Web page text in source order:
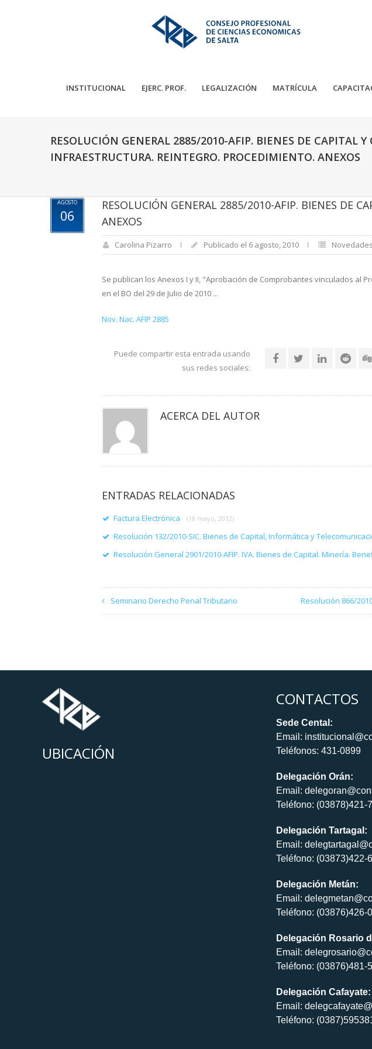
INSTITUCIONAL EJERC. PROF. LEGALIZACIÓN MATRÍCULA
RESOLUCIÓN GENERAL 2885/2010-AFIP. BIENES DE CAPITAL Y
INFRAESTRUCTURA. REINTEGRO. PROCEDIMIENTO. ANEXOS
AGOSTO
06
RESOLUCIÓN GENERAL 2885/2010-AFIP. BIENES DE
ANEXOS
Carolina Pizarro Publicado el 6 agosto, 2010
Se publican los Anexos I y II, "Aprobación de Comprobantes vinculados al
en el BO del 29 de Julio de 2010 ...
Nov. Nac. AFIP 2885
Puede compartir esta entrada usando
sus redes sociales:
ACERCA DEL AUTOR
ENTRADAS RELACIONADAS
Factura Electrónica (18 mayo, 2012)
Resolución 132/2010-SIC. Bienes de Capital, Informática y
Resolución General 2901/2010-AFIP. IVA. Bienes de Capital. Minería.
Seminario Derecho Penal Tributario Resolución 866/
UBICACIÓN
CONTACTOS
Sede Cental:
Email:
Teléfonos: 431-0899
Delegación Orán:
Email:
Teléfono: (03878)421-
Delegación Tartagal:
Email:
Teléfono: (03873)422-
Delegación Metán:
Email:
Teléfono: (03876)426-
Delegación Rosario
Email:
Teléfono: (03876)481-
Delegación Cafayate:
Email:
Teléfono: